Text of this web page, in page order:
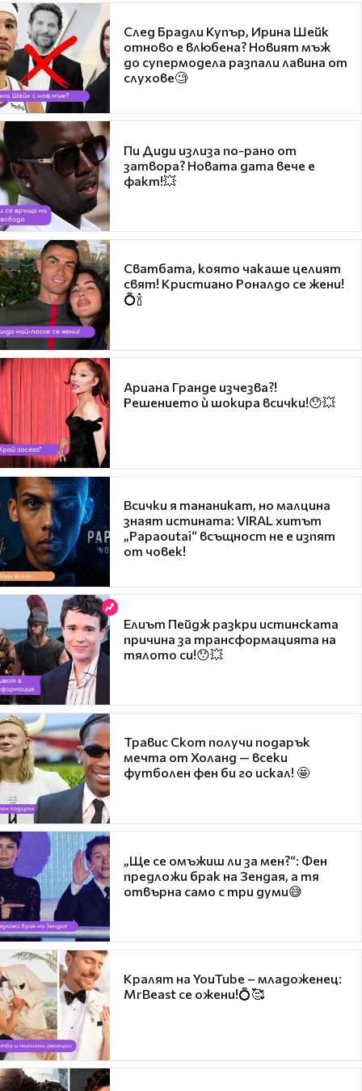
След Брадли Купър, Ирина Шейк
отново е влюбена? Новият мъж
до супермодела разпали лавина от
слухове🧐
Пи Диди излиза по-рано от
затвора? Новата дата вече е
факт!💥
Сватбата, която чакаше целият
свят! Кристиано Роналдо се жени!
💍🍾
Ариана Гранде изчезва?!
Решението ѝ шокира всички!😯💥
Всички я тананикат, но малцина
знаят истината: VIRAL хитът
„Papaoutai“ всъщност не е изпят
от човек!
Елиът Пейдж разкри истинската
причина за трансформацията на
тялото си!😯💥
Травис Скот получи подарък
мечта от Холанд — всеки
футболен фен би го искал! 🤩
„Ще се омъжиш ли за мен?“: Фен
предложи брак на Зендая, а тя
отвърна само с три думи😅
Кралят на YouTube – младоженец:
MrBeast се ожени!💍🥰